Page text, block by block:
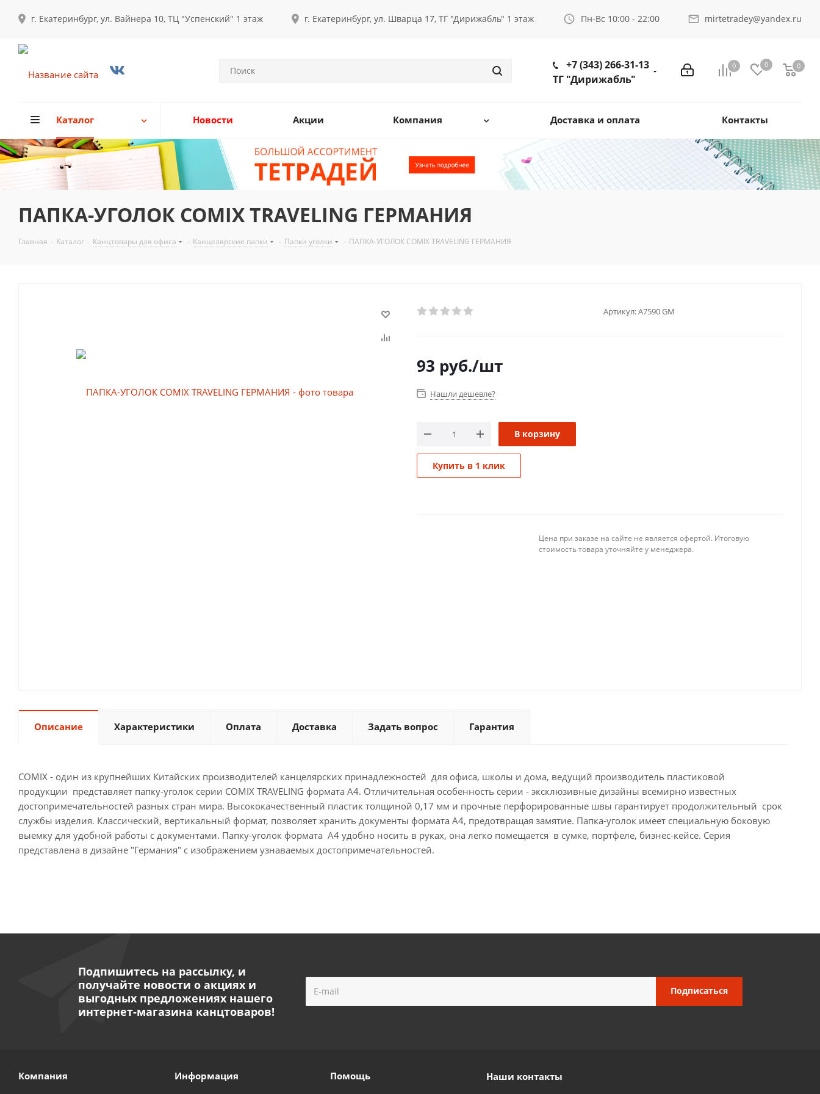
г. Екатеринбург, ул. Вайнера 10, ТЦ "Успенский" 1 этаж г. Екатеринбург, ул. Шварца 17, ТГ "Дирижабль" 1 этаж Пн-Вс 10:00 - 22:00 mirtetradey@yandex.ru
0 0 0
+7 (343) 266-31-13
ТГ "Дирижабль"
Каталог Новости Акции Компания Доставка и оплата Контакты
ПАПКА-УГОЛОК COMIX TRAVELING ГЕРМАНИЯ
Главная - Каталог - Канцтовары для офиса - Канцелярские папки - Папки уголки - ПАПКА-УГОЛОК COMIX TRAVELING ГЕРМАНИЯ
Артикул:A7590 GM
93 руб./шт
Нашли дешевле?
В корзину
Купить в 1 клик
Цена при заказе на сайте не является офертой. Итоговую
стоимость товара уточняйте у менеджера.
Описание Характеристики Оплата Доставка Задать вопрос Гарантия
COMIX - один из крупнейших Китайских производителей канцелярских принадлежностей для офиса, школы и дома, ведущий производитель пластиковой
продукции представляет папку-уголок серии COMIX TRAVELING формата А4. Отличительная особенность серии - эксклюзивные дизайны всемирно известных
достопримечательностей разных стран мира. Высококачественный пластик толщиной 0,17 мм и прочные перфорированные швы гарантирует продолжительный срок
службы изделия. Классический, вертикальный формат, позволяет хранить документы формата А4, предотвращая замятие. Папка-уголок имеет специальную боковую
выемку для удобной работы с документами. Папку-уголок формата А4 удобно носить в руках, она легко помещается в сумке, портфеле, бизнес-кейсе. Серия
представлена в дизайне "Германия" с изображением узнаваемых достопримечательностей.
Подпишитесь на рассылку, и
получайте новости о акциях и
выгодных предложениях нашего
интернет-магазина канцтоваров!
Компания Информация Помощь Наши контакты